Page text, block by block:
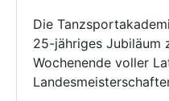
Die
25-jähriges Jubiläum
Wochenende voller